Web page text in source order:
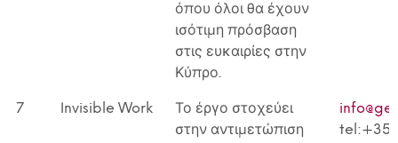
όπου όλοι θα έχουν
ισότιμη πρόσβαση
στις ευκαιρίες στην
Κύπρο.
7 Ιnvisible Work
Το έργο στοχεύει
στην αντιμετώπιση